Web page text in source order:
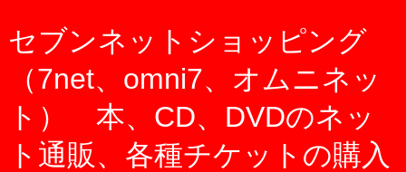
セブンネットショッピング
（7net、omni7、オムニネッ
ト） 本、CD、DVDのネッ
ト通販、各種チケットの購入